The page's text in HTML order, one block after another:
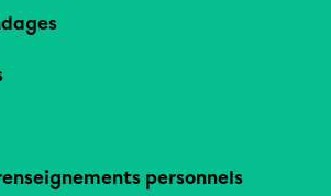
personnels